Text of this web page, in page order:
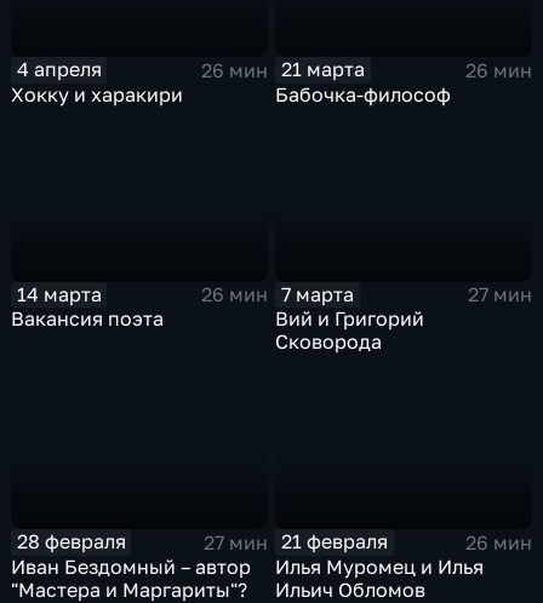
4 апреля
26 мин
Хокку и харакири
21 марта
26 мин
Бабочка-философ
14 марта
26 мин
Вакансия поэта
7 марта
27 мин
Вий и Григорий
Сковорода
28 февраля
27 мин
Иван Бездомный – автор
"Мастера и Маргариты"?
21 февраля
26 мин
Илья Муромец и Илья
Ильич Обломов